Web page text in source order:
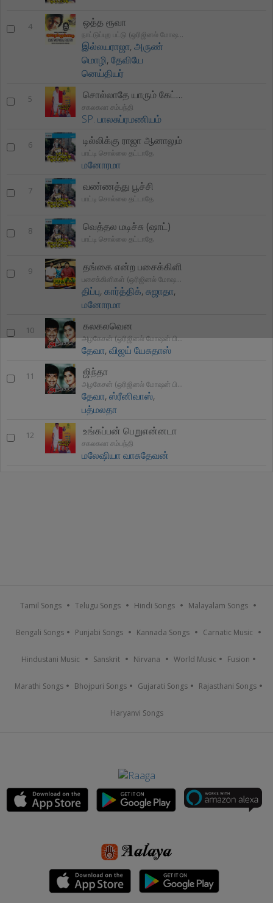
4 ஒத்த ரூவா
நாட்டுப்புற பட்டு (ஒரிஜினல் மோஷன் பிகிடுறே சௌண்ட்ட்ரக்)
இல்லயராஜா,அருண்
மொழி,தேவியே
னெய்தியர்
5 சொல்லாதே யாரும் கேட்டால் சொல்லாதே
சகலகலா சம்பந்தி
SP. பாலசுப்ரமணியம்
6 டில்லிக்கு ராஜா ஆனாலும்
பாட்டி சொல்லை தட்டாதே
மனோரமா
7 வண்ணத்து பூச்சி
பாட்டி சொல்லை தட்டாதே
8 வெத்தல மடிச்சு (ஷாட்)
பாட்டி சொல்லை தட்டாதே
9 தங்கை என்ற பசைக்கிளி
பசைக்கிளிகள் (ஒரிஜினல் மோஷன் பிகிடுறே சௌ
திப்பு,கார்த்திக்,சுஜாதா,
மனோரமா
10 கலகலவென
அழகேசன் (ஒரிஜினல் மோஷன் பிகிடுறே சௌண்ட்ட்ரக்)
தேவா,விஜய் யேசுதாஸ்
11 ஜிந்தா
அழகேசன் (ஒரிஜினல் மோஷன் பிகிடுறே சௌண்ட்ட்ரக்)
தேவா,ஸ்ரீனிவாஸ்,
பத்மலதா
12 உங்கப்பன் பெறுஎன்னடா
சகலகலா சம்பந்தி
மலேஷியா வாசுதேவன்
Tamil Songs Telugu Songs Hindi Songs Malayalam Songs
Bengali Songs Punjabi Songs Kannada Songs Carnatic Music
Hindustani Music Sanskrit Nirvana World Music Fusion
Marathi Songs Bhojpuri Songs Gujarati Songs Rajasthani Songs
Haryanvi Songs